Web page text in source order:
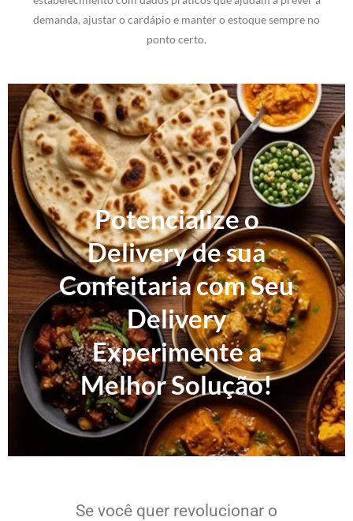
demanda, ajustar o cardápio e manter o estoque sempre no
ponto certo.
Potencialize o
Delivery de sua
Confeitaria com Seu
Delivery
Experimente a
Melhor Solução!
Se você quer revolucionar o